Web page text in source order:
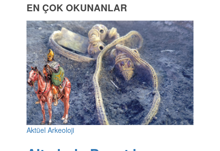
EN ÇOK OKUNANLAR
Aktüel Arkeoloji